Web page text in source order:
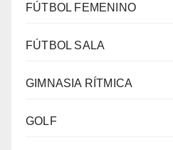
FÚTBOL FEMENINO
FÚTBOL SALA
GIMNASIA RÍTMICA
GOLF